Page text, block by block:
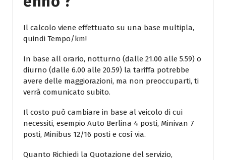
Il calcolo viene effettuato su una base multipla,
quindi Tempo/km!
In base all orario, notturno (dalle 21.00 alle 5.59) o
diurno (dalle 6.00 alle 20.59) la tariffa potrebbe
avere delle maggiorazioni, ma non preoccuparti, ti
verrà comunicato subito.
Il costo può cambiare in base al veicolo di cui
necessiti, esempio Auto Berlina 4 posti, Minivan 7
posti, Minibus 12/16 posti e così via.
Quanto Richiedi la Quotazione del servizio,